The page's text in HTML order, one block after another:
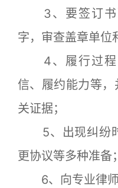
3、要签订书
字，审查盖章单位
4、履行过程
信、履约能力等，
关证据；
5、出现纠纷时
更协议等多种准备；
6、向专业律师